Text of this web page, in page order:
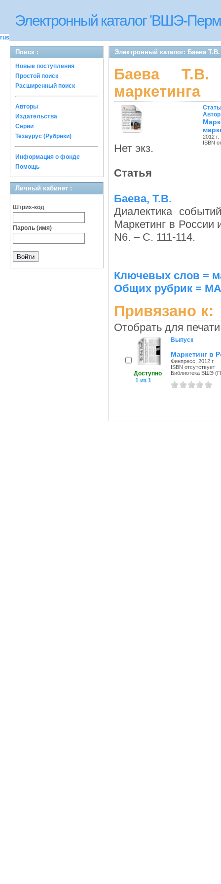
Электронный каталог 'ВШЭ-
rus
Поиск :
Новые поступления
Простой поиск
Расширенный поиск
Авторы
Издательства
Серии
Тезаурус (Рубрики)
Информация о фонде
Помощь
Личный кабинет :
Штрих-код
Пароль (имя)
Электронный каталог: Баева
Баева Т.В.
маркетинга
Нет экз.
2012 г.
ISBN
Статья
Баева, Т.В.
Диалектика
Маркетинг в России
N6. – С. 111-114.
Ключевых слов =
Общих рубрик =
Привязано к:
Отобрать для
Доступно
1 из 1
Выпуск
Маркетинг в
Финпресс, 2012 г.
ISBN отсутствует
Библиотека ВШЭ